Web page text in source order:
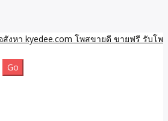
บ้าน ที่ดิน
โพส
ฟรี บ้าน ที่ดิน อสังหา รับโพสต์ประกาศขาย
ดหน้าแรกกูเกืล